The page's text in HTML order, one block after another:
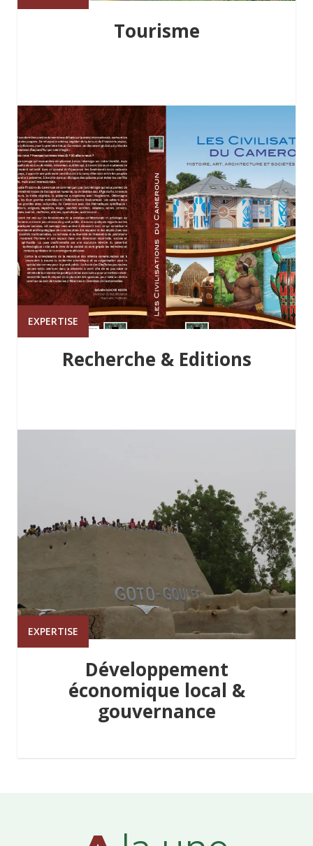
Tourisme
EXPERTISE
Recherche & Editions
EXPERTISE
Développement
économique local &
gouvernance